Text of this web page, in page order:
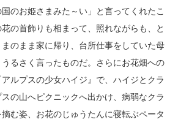
のお姫さまみた～い」と言ってくれたこ
の首飾りも相まって、照れながらも、と
のまま家に帰り、台所仕事をしていた母
るさく言ったものだ。さらにお花畑への
ルプスの少女ハイジ』で、ハイジとクラ
の山へピクニックへ出かけ、病弱なクラ
む姿、お花のじゅうたんに寝転ぶペータ